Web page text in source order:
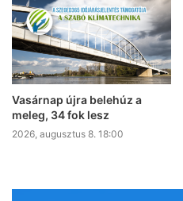
Vasárnap újra belehúz a
meleg, 34 fok lesz
2026, augusztus 8. 18:00